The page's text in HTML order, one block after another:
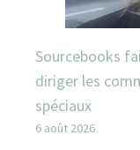
Sourcebooks
diriger les
spéciaux
6 août 2026